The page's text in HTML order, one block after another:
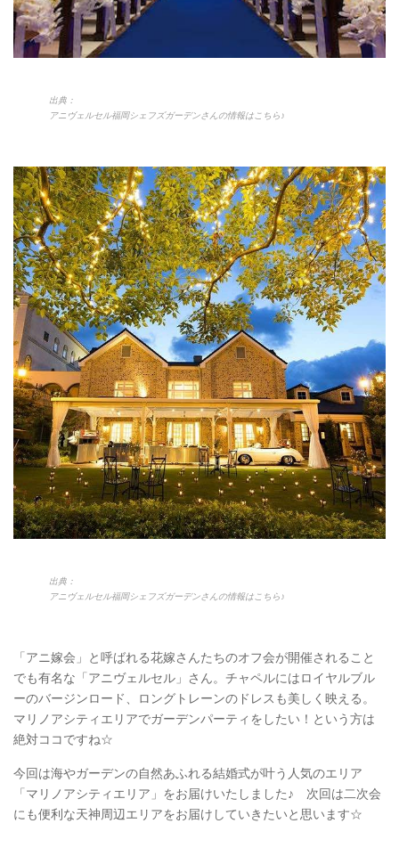
出典：
アニヴェルセル福岡シェフズガーデンさんの情報はこちら♪
出典：
アニヴェルセル福岡シェフズガーデンさんの情報はこちら♪
「アニ嫁会」と呼ばれる花嫁さんたちのオフ会が開催されること
でも有名な「アニヴェルセル」さん。チャペルにはロイヤルブル
ーのバージンロード、ロングトレーンのドレスも美しく映える。
マリノアシティエリアでガーデンパーティをしたい！という方は
絶対ココですね☆
今回は海やガーデンの自然あふれる結婚式が叶う人気のエリア
「マリノアシティエリア」をお届けいたしました♪ 次回は二次会
にも便利な天神周辺エリアをお届けしていきたいと思います☆